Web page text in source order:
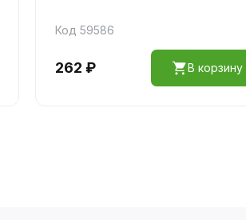
Код 59586
262 ₽ В корзину